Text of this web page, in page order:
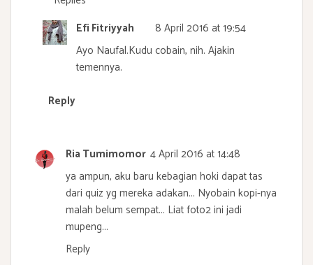
Efi Fitriyyah
8 April 2016 at 19:54
Ayo Naufal.Kudu cobain, nih. Ajakin
temennya.
Reply
Ria Tumimomor 4 April 2016 at 14:48
ya ampun, aku baru kebagian hoki dapat tas
dari quiz yg mereka adakan... Nyobain kopi-nya
malah belum sempat... Liat foto2 ini jadi
mupeng...
Reply